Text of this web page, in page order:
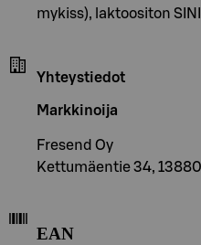
mykiss), laktoositon
Yhteystiedot
Markkinoija
Fresend Oy
Kettumäentie 34,
EAN